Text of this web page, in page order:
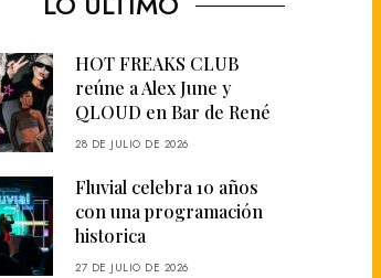
HOT FREAKS CLUB
reúne a Alex June y
QLOUD en Bar de René
28 DE JULIO DE 2026
Fluvial celebra 10 años
con una programación
historica
27 DE JULIO DE 2026